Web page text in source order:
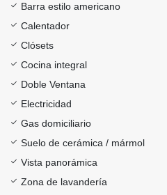
Barra estilo americano
Calentador
Clósets
Cocina integral
Doble Ventana
Electricidad
Gas domiciliario
Suelo de cerámica / mármol
Vista panorámica
Zona de lavandería